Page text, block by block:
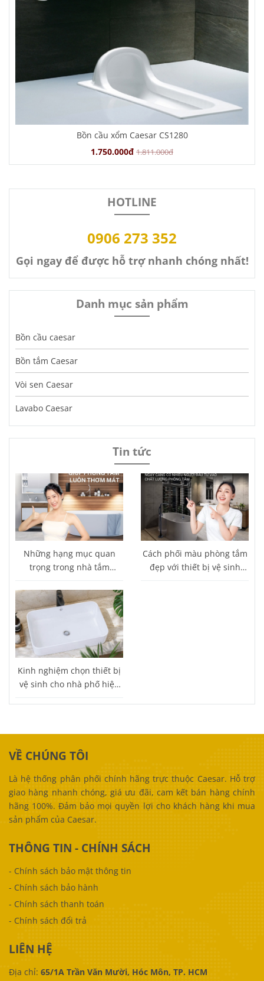
Bồn cầu xổm Caesar CS1280
1.750.000đ 1.811.000đ
HOTLINE
0906 273 352
Gọi ngay để được hỗ trợ nhanh chóng nhất!
Danh mục sản phẩm
Bồn cầu caesar
Bồn tắm Caesar
Vòi sen Caesar
Lavabo Caesar
Tin tức
Những hạng mục quan
trọng trong nhà tắm
Cách phối màu phòng tắm
đẹp với thiết bị vệ sinh
Kinh nghiệm chọn thiết bị
vệ sinh cho nhà phố hiện
VỀ CHÚNG TÔI
Là hệ thống phân phối chính hãng trực thuộc Caesar. Hỗ trợ
giao hàng nhanh chóng, giá ưu đãi, cam kết bán hàng chính
hãng 100%. Đảm bảo mọi quyền lợi cho khách hàng khi mua
sản phẩm của Caesar.
THÔNG TIN - CHÍNH SÁCH
- Chính sách bảo mật thông tin
- Chính sách bảo hành
- Chính sách thanh toán
- Chính sách đổi trả
LIÊN HỆ
Địa chỉ: 65/1A Trần Văn Mười, Hóc Môn, TP. HCM